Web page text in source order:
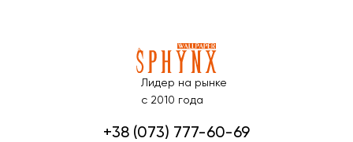
Лидер на рынке
с 2010 года
+38 (073) 777-60-69